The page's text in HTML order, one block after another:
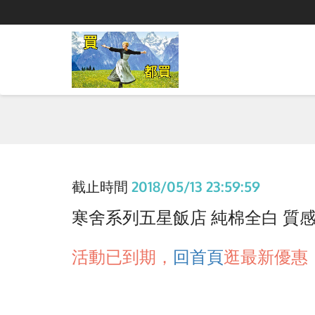
截止時間 2018/05/13 23:59:59
寒舍系列五星飯店 純棉全白 質
活動已到期， 回首頁逛最新優惠